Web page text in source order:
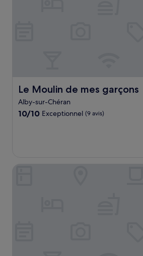
Le Moulin de mes garçons
Le Moulin de mes garçons
Alby-sur-Chéran
10.0
10/10 Exceptionnel (9 avis)